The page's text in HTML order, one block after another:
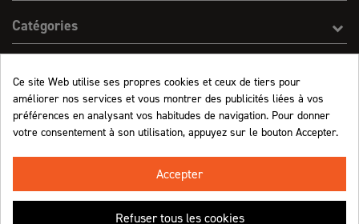
Catégories
Informations
Ce site Web utilise ses propres cookies et ceux de tiers pour
améliorer nos services et vous montrer des publicités liées à vos
préférences en analysant vos habitudes de navigation. Pour donner
votre consentement à son utilisation, appuyez sur le bouton Accepter.
Accepter
Refuser tous les cookies